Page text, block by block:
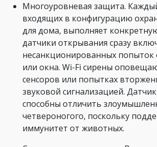
Многоуровневая защита.
входящих в конфигурацию
для дома, выполняет
датчики открывания сразу
несанкционированных попыток
или окна. Wi-Fi сирены
сенсоров или попытках
звуковой сигнализацией.
способны отличить
четвероногого, поскольку
иммунитет от животных.